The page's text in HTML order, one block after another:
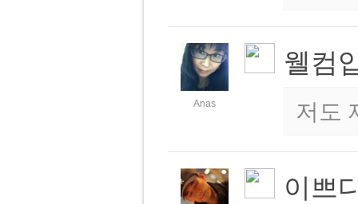
Anas
웰컴
저도
이쁘